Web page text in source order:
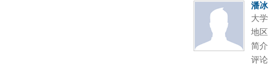
潘冰
大学
地区
简介
评论